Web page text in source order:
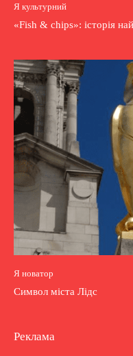
Я культурний
«Fish & chips»: історія
Я новатор
Символ міста Лідс
Реклама